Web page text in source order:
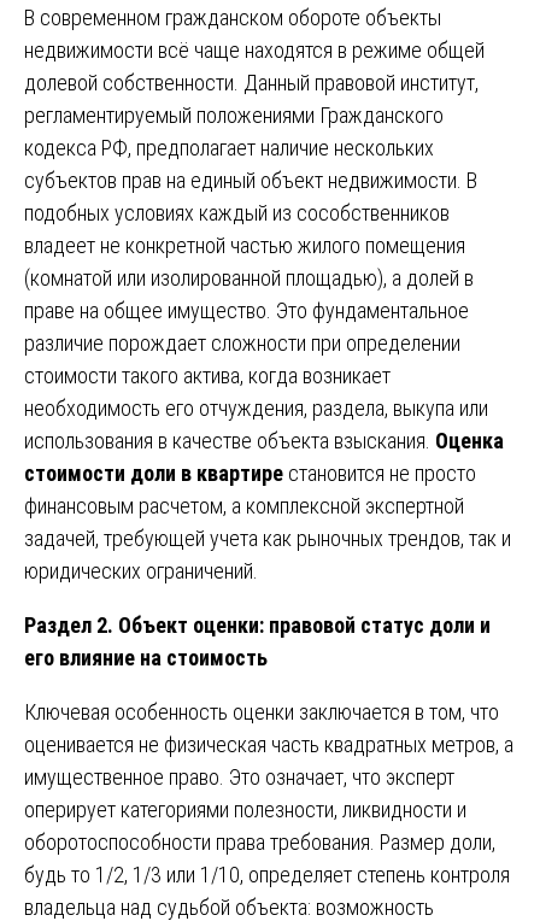
В современном гражданском обороте объекты
недвижимости всё чаще находятся в режиме общей
долевой собственности. Данный правовой институт,
регламентируемый положениями Гражданского
кодекса РФ, предполагает наличие нескольких
субъектов прав на единый объект недвижимости. В
подобных условиях каждый из сособственников
владеет не конкретной частью жилого помещения
(комнатой или изолированной площадью), а долей в
праве на общее имущество. Это фундаментальное
различие порождает сложности при определении
стоимости такого актива, когда возникает
необходимость его отчуждения, раздела, выкупа или
использования в качестве объекта взыскания. Оценка
стоимости доли в квартире становится не просто
финансовым расчетом, а комплексной экспертной
задачей, требующей учета как рыночных трендов, так и
юридических ограничений.
Раздел 2. Объект оценки: правовой статус доли и
его влияние на стоимость
Ключевая особенность оценки заключается в том, что
оценивается не физическая часть квадратных метров, а
имущественное право. Это означает, что эксперт
оперирует категориями полезности, ликвидности и
оборотоспособности права требования. Размер доли,
будь то 1/2, 1/3 или 1/10, определяет степень контроля
владельца над судьбой объекта: возможность